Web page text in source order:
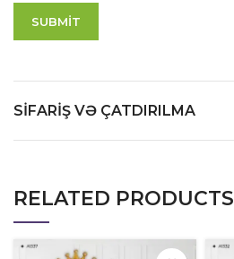
SIFARIŞ VƏ ÇATDIRILMA
RELATED PRODUCTS